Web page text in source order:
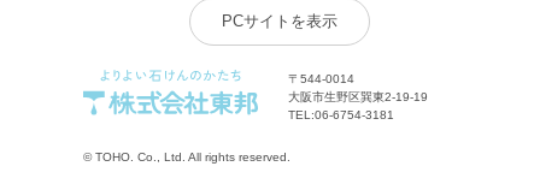
PCサイトを表示
〒544-0014
大阪市生野区巽東2-19-19
TEL:06-6754-3181
© TOHO. Co., Ltd. All rights reserved.